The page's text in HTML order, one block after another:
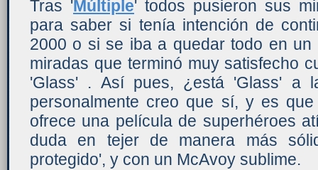
Tras 'Múltiple' todos pusieron sus
para saber si tenía intención de
2000 o si se iba a quedar todo en
miradas que terminó muy satisfecho
'Glass' . Así pues, ¿está 'Glass' a
personalmente creo que sí, y es
ofrece una película de superhéroes
duda en tejer de manera más
protegido', y con un McAvoy sublime.